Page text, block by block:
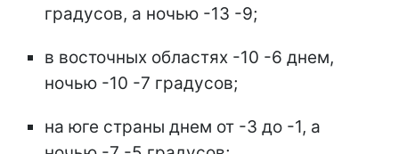
градусов, а ночью -13 -9;
в восточных областях -10 -6 днем,
ночью -10 -7 градусов;
на юге страны днем от -3 до -1, а